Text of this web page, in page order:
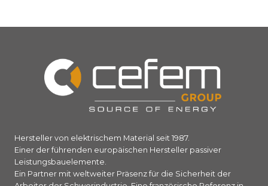
Hersteller von elektrischem Material seit 1987.
Einer der führenden europäischen Hersteller passiver
Leistungsbauelemente.
Ein Partner mit weltweiter Präsenz für die Sicherheit der